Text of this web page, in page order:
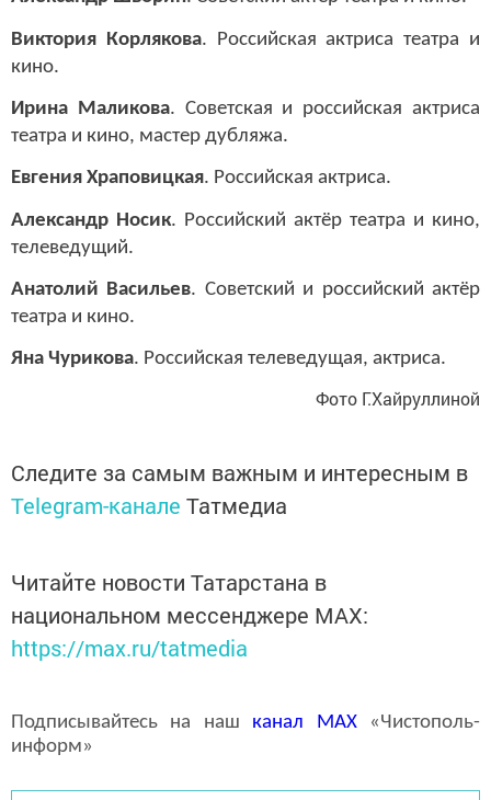
Виктория Корлякова. Российская актриса театра и
кино.
Ирина Маликова. Советская и российская актриса
театра и кино, мастер дубляжа.
Евгения Храповицкая. Российская актриса.
Александр Носик. Российский актёр театра и кино,
телеведущий.
Анатолий Васильев. Советский и российский актёр
театра и кино.
Яна Чурикова. Российская телеведущая, актриса.
Фото Г.Хайруллиной
Следите за самым важным и интересным в
Telegram-канале Татмедиа
Читайте новости Татарстана в
национальном мессенджере MАХ:
https://max.ru/tatmedia
Подписывайтесь на наш канал MAX«Чистополь-
информ»